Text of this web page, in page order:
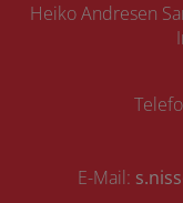
Heiko Andresen
E-Mail: